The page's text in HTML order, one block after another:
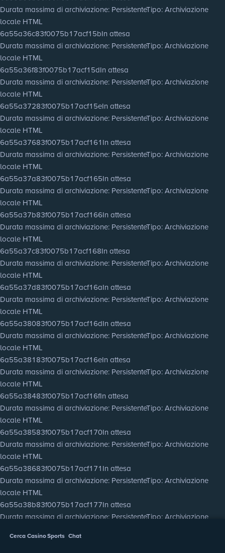
Durata massima di archiviazione: PersistenteTipo: Archiviazione
locale HTML
6a55a36c83f0075b17acf15bIn attesa
Durata massima di archiviazione: PersistenteTipo: Archiviazione
locale HTML
6a55a36f83f0075b17acf15dIn attesa
Durata massima di archiviazione: PersistenteTipo: Archiviazione
locale HTML
6a55a37283f0075b17acf15eIn attesa
Durata massima di archiviazione: PersistenteTipo: Archiviazione
locale HTML
6a55a37683f0075b17acf161In attesa
Durata massima di archiviazione: PersistenteTipo: Archiviazione
locale HTML
6a55a37a83f0075b17acf165In attesa
Durata massima di archiviazione: PersistenteTipo: Archiviazione
locale HTML
6a55a37b83f0075b17acf166In attesa
Durata massima di archiviazione: PersistenteTipo: Archiviazione
locale HTML
6a55a37c83f0075b17acf168In attesa
Durata massima di archiviazione: PersistenteTipo: Archiviazione
locale HTML
6a55a37d83f0075b17acf16aIn attesa
Durata massima di archiviazione: PersistenteTipo: Archiviazione
locale HTML
6a55a38083f0075b17acf16dIn attesa
Durata massima di archiviazione: PersistenteTipo: Archiviazione
locale HTML
6a55a38183f0075b17acf16eIn attesa
Durata massima di archiviazione: PersistenteTipo: Archiviazione
locale HTML
6a55a38483f0075b17acf16fIn attesa
Durata massima di archiviazione: PersistenteTipo: Archiviazione
locale HTML
6a55a38583f0075b17acf170In attesa
Durata massima di archiviazione: PersistenteTipo: Archiviazione
locale HTML
6a55a38683f0075b17acf171In attesa
Durata massima di archiviazione: PersistenteTipo: Archiviazione
locale HTML
6a55a38b83f0075b17acf177In attesa
Durata massima di archiviazione: PersistenteTipo: Archiviazione
6a55a38d83f0075b17acf178
CercaCasinoSports Chat